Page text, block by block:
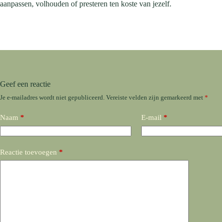
aanpassen, volhouden of presteren ten koste van jezelf.
Geef een reactie
Je e-mailadres wordt niet gepubliceerd. Vereiste velden zijn gemarkeerd met *
Naam * E-mail *
Reactie toevoegen *